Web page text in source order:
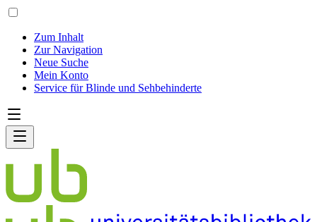
Zum Inhalt
Zur Navigation
Neue Suche
Mein Konto
Service für Blinde und Sehbehinderte